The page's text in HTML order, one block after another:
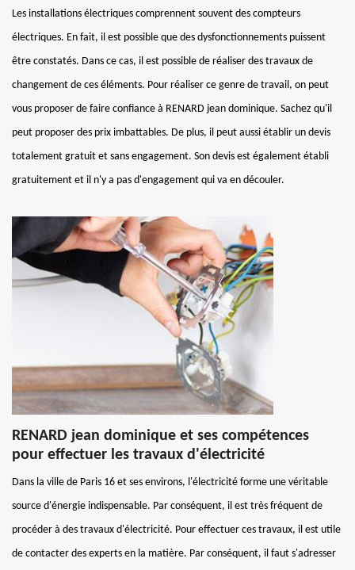
Les installations électriques comprennent souvent des compteurs
électriques. En fait, il est possible que des dysfonctionnements puissent
être constatés. Dans ce cas, il est possible de réaliser des travaux de
changement de ces éléments. Pour réaliser ce genre de travail, on peut
vous proposer de faire confiance à RENARD jean dominique. Sachez qu'il
peut proposer des prix imbattables. De plus, il peut aussi établir un devis
totalement gratuit et sans engagement. Son devis est également établi
gratuitement et il n'y a pas d'engagement qui va en découler.
RENARD jean dominique et ses compétences
pour effectuer les travaux d'électricité
Dans la ville de Paris 16 et ses environs, l'électricité forme une véritable
source d'énergie indispensable. Par conséquent, il est très fréquent de
procéder à des travaux d'électricité. Pour effectuer ces travaux, il est utile
de contacter des experts en la matière. Par conséquent, il faut s'adresser